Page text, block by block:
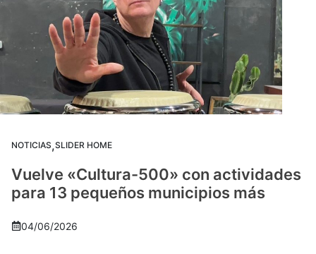
NOTICIAS,SLIDER HOME
Vuelve «Cultura-500» con actividades
para 13 pequeños municipios más
04/06/2026